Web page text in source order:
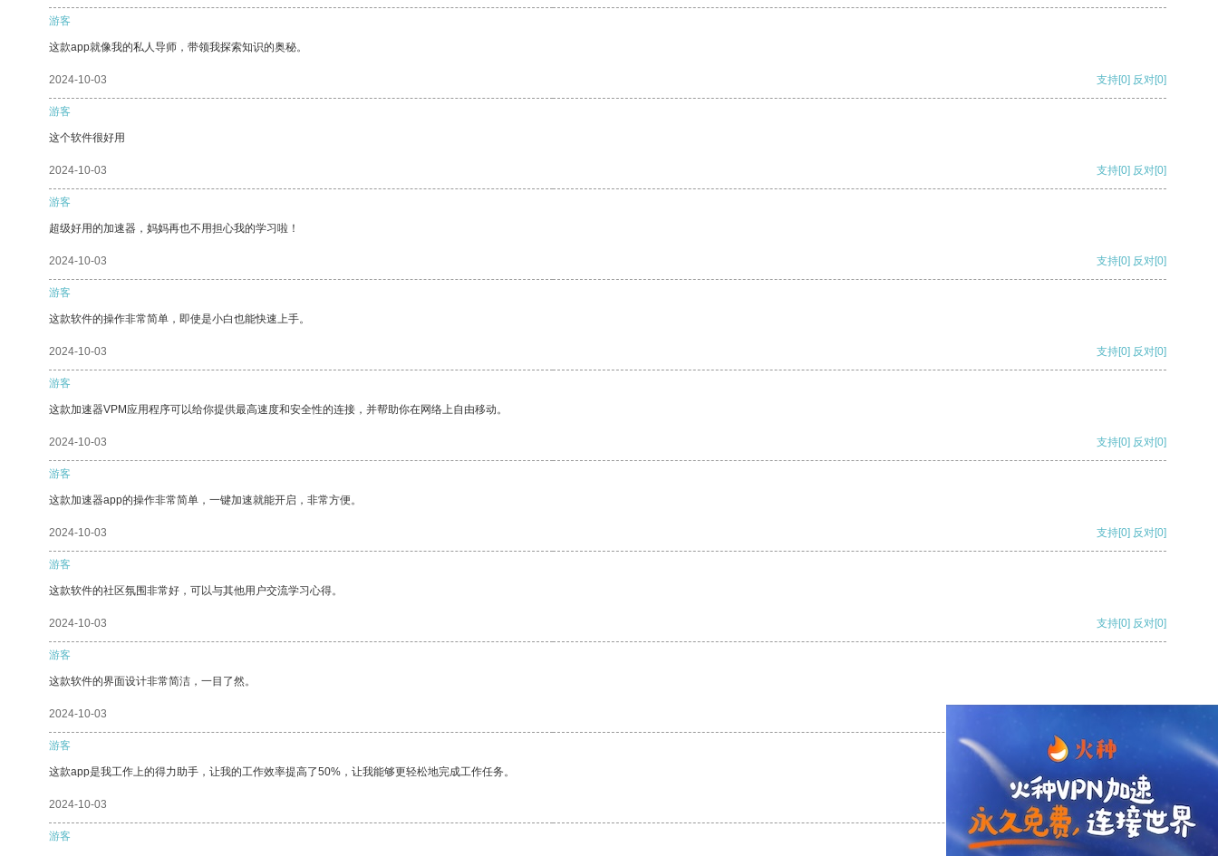
游客
这款app就像我的私人导师，带领我探索知识的奥秘。
2024-10-03 支持[0] 反对[0]
游客
这个软件很好用
2024-10-03 支持[0] 反对[0]
游客
超级好用的加速器，妈妈再也不用担心我的学习啦！
2024-10-03 支持[0] 反对[0]
游客
这款软件的操作非常简单，即使是小白也能快速上手。
2024-10-03 支持[0] 反对[0]
游客
这款加速器VPM应用程序可以给你提供最高速度和安全性的连接，并帮助你在网络上自由移动。
2024-10-03 支持[0] 反对[0]
游客
这款加速器app的操作非常简单，一键加速就能开启，非常方便。
2024-10-03 支持[0] 反对[0]
游客
这款软件的社区氛围非常好，可以与其他用户交流学习心得。
2024-10-03 支持[0] 反对[0]
游客
这款软件的界面设计非常简洁，一目了然。
2024-10-03
游客
这款app是我工作上的得力助手，让我的工作效率提高了50%，让我能够更轻松地完成工作任务。
2024-10-03 支持 [0] 反对[0]
游客